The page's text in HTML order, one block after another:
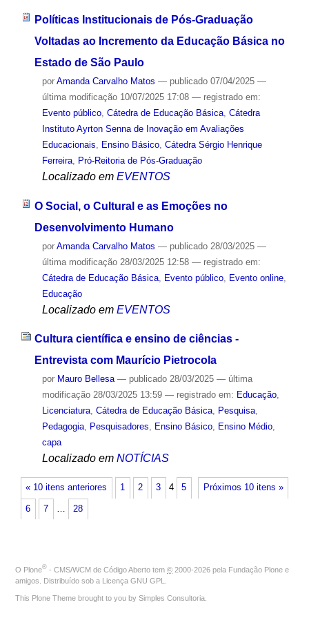
Políticas Institucionais de Pós-Graduação
Voltadas ao Incremento da Educação Básica no
Estado de São Paulo
por Amanda Carvalho Matos — publicado07/04/2025 —
última modificação10/07/2025 17:08 — registrado em:
Evento público, Cátedra de Educação Básica, Cátedra
Instituto Ayrton Senna de Inovação em Avaliações
Educacionais
Ensino Básico, Cátedra Sérgio Henrique
Ferreira, Pró-Reitoria de Pós-Graduação
Localizado em EVENTOS
O Social, o Cultural e as Emoções no
Desenvolvimento Humano
por Amanda Carvalho Matos — publicado28/03/2025 —
última modificação28/03/2025 12:58 — registrado em:
Cátedra de Educação Básica, Evento público, Evento online,
Educação
Localizado em EVENTOS
Cultura científica e ensino de ciências -
Entrevista com Maurício Pietrocola
por Mauro Bellesa — publicado28/03/2025 — última
modificação28/03/2025 13:59 — registrado em: Educação,
Licenciatura, Cátedra de Educação Básica, Pesquisa,
Pedagogia, Pesquisadores, Ensino Básico, Ensino Médio,
capa
Localizado em NOTÍCIAS
« 10 itens anteriores Próximos 10 itens »
1 2 3 4 5
6 7 … 28
O Plone® - CMS/WCM de Código Aberto tem © 2000-2026 pela Fundação Plone e
amigos. Distribuído sob a Licença GNU GPL
This Plone Theme brought to you by Simples Consultoria